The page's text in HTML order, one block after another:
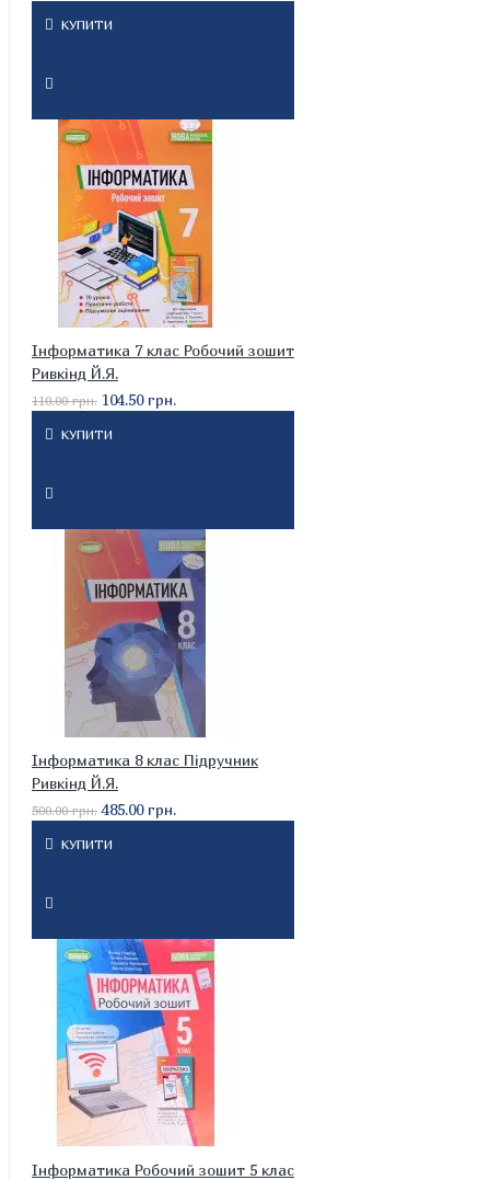
КУПИТИ
Інформатика 7 клас Робочий зошит
Ривкінд Й.Я.
110.00 грн. 104.50 грн.
КУПИТИ
Інформатика 8 клас Підручник
Ривкінд Й.Я.
500.00 грн. 485.00 грн.
КУПИТИ
Інформатика Робочий зошит 5 клас